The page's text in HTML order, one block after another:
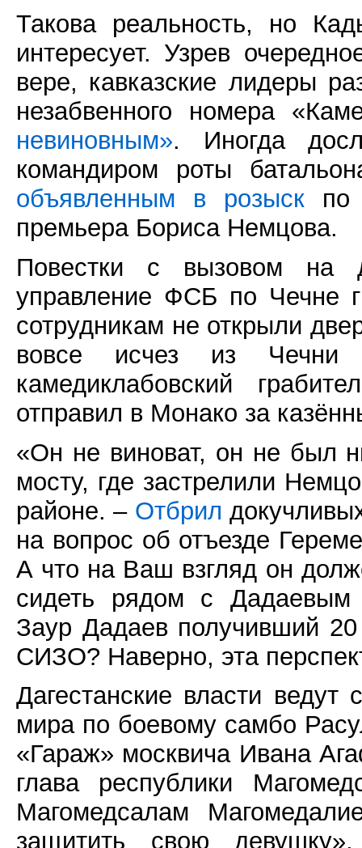
Такова реальность, но
интересует. Узрев
вере, кавказские лидеры
незабвенного номера
невиновным». Иногда
командиром роты
объявленным в розыск по
премьера Бориса Немцова.
Повестки с вызовом на
управление ФСБ по Чечне
сотрудникам не открыли
вовсе исчез из Чечни
камедиклабовский
отправил в Монако за
«Он не виноват, он не был
мосту, где застрелили
районе. – Отбрил
на вопрос об отъезде
А что на Ваш взгляд он
сидеть рядом с Дадаевым
Заур Дадаев получивший
СИЗО? Наверно, эта
Дагестанские власти
мира по боевому самбо
«Гараж» москвича Ивана
глава республики
Магомедсалам
защитить свою